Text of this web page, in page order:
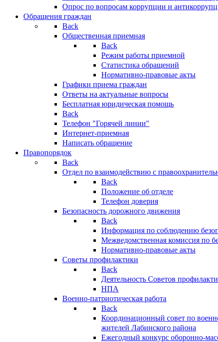
Опрос по вопросам коррупции и
Обращения граждан
Back
Общественная приемная
Back
Режим работы приемной
Статистика обращений
Нормативно-правовые акты
Графики приема граждан
Ответы на актуальные вопросы
Бесплатная юридическая помощь
Back
Телефон "Горячей линии"
Интернет-приемная
Написать обращение
Правопорядок
Back
Отдел по взаимодействию с
Back
Положение об отделе
Телефон доверия
Безопасность дорожного движения
Back
Информация по соблюдению
Межведомственная комиссия по
Нормативно-правовые акты
Советы профилактики
Back
Деятельность Советов
НПА
Военно-патриотическая работа
Back
Координационный совет по
жителей Лабинского района
Ежегодный конкурс оборонно-